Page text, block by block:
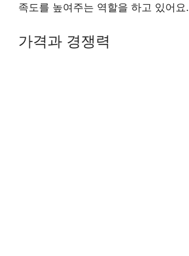
족도를 높여주는 역할을 하고 있어요.
가격과 경쟁력